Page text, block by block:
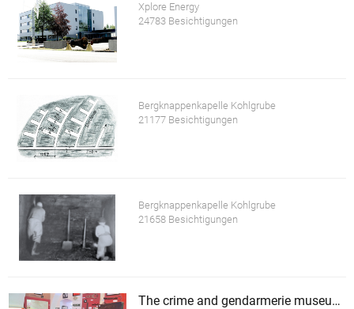
Xplore Energy
24783 Besichtigungen
Bergknappenkapelle Kohlgrube
21177 Besichtigungen
Bergknappenkapelle Kohlgrube
21658 Besichtigungen
The crime and gendarmerie museum Scharnstein